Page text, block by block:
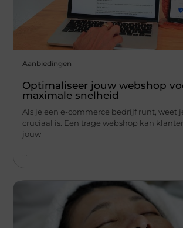
Aanbiedingen
Optimaliseer jouw webshop
maximale snelheid
Als je een e-commerce bedrijf runt, weet
cruciaal is. Een trage webshop kan
jouw